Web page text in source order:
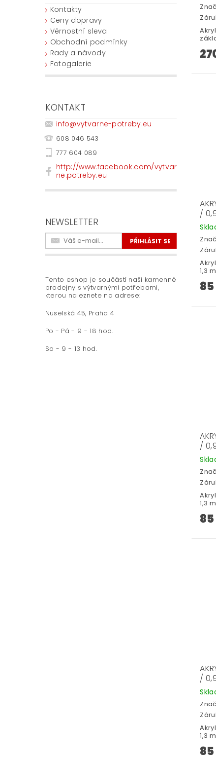
Kontakty
Ceny dopravy
Věrnostní sleva
Obchodní podmínky
Rady a návody
Fotogalerie
KONTAKT
info@vytvarne-potreby.eu
608 046 543
777 604 089
http://www.facebook.com/vytvar
ne.potreby.eu
NEWSLETTER
Tento eshop je součástí naší kamenné
prodejny s výtvarnými potřebami,
kterou naleznete na adrese:
Nuselská 45, Praha 4
Po - Pá - 9 - 18 hod.
So - 9 - 13 hod.
/
1,3
/
1,3
/
1,3